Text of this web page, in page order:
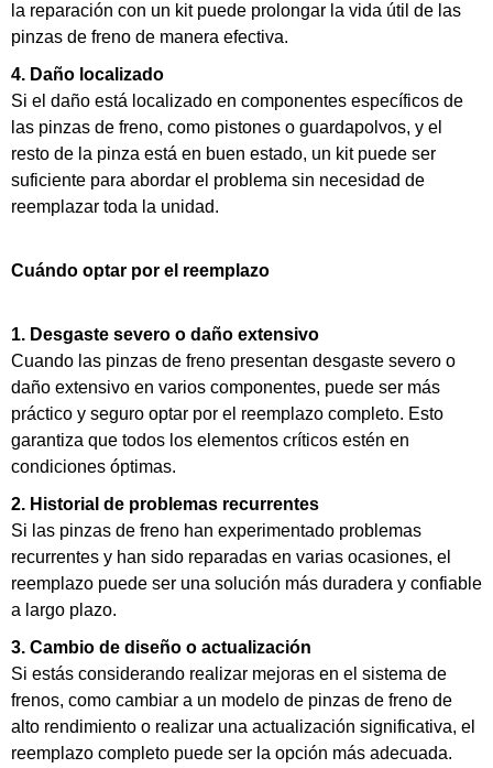
la reparación con un kit puede prolongar la vida útil de las
pinzas de freno de manera efectiva.
4. Daño localizado
Si el daño está localizado en componentes específicos de
las pinzas de freno, como pistones o guardapolvos, y el
resto de la pinza está en buen estado, un kit puede ser
suficiente para abordar el problema sin necesidad de
reemplazar toda la unidad.
Cuándo optar por el reemplazo
1. Desgaste severo o daño extensivo
Cuando las pinzas de freno presentan desgaste severo o
daño extensivo en varios componentes, puede ser más
práctico y seguro optar por el reemplazo completo. Esto
garantiza que todos los elementos críticos estén en
condiciones óptimas.
2. Historial de problemas recurrentes
Si las pinzas de freno han experimentado problemas
recurrentes y han sido reparadas en varias ocasiones, el
reemplazo puede ser una solución más duradera y confiable
a largo plazo.
3. Cambio de diseño o actualización
Si estás considerando realizar mejoras en el sistema de
frenos, como cambiar a un modelo de pinzas de freno de
alto rendimiento o realizar una actualización significativa, el
reemplazo completo puede ser la opción más adecuada.